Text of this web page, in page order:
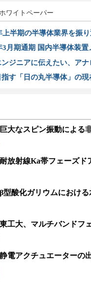
ワイトペーパー
上半期の半導体業界を振
3月期通期 国内半導体装
ジニアに伝えたい、ア
す「日の丸半導体」の現
巨大なスピン振動による
耐放射線Ka帯フェーズド
β型酸化ガリウムにおけ
東工大、マルチバンドフ
静電アクチュエーターの